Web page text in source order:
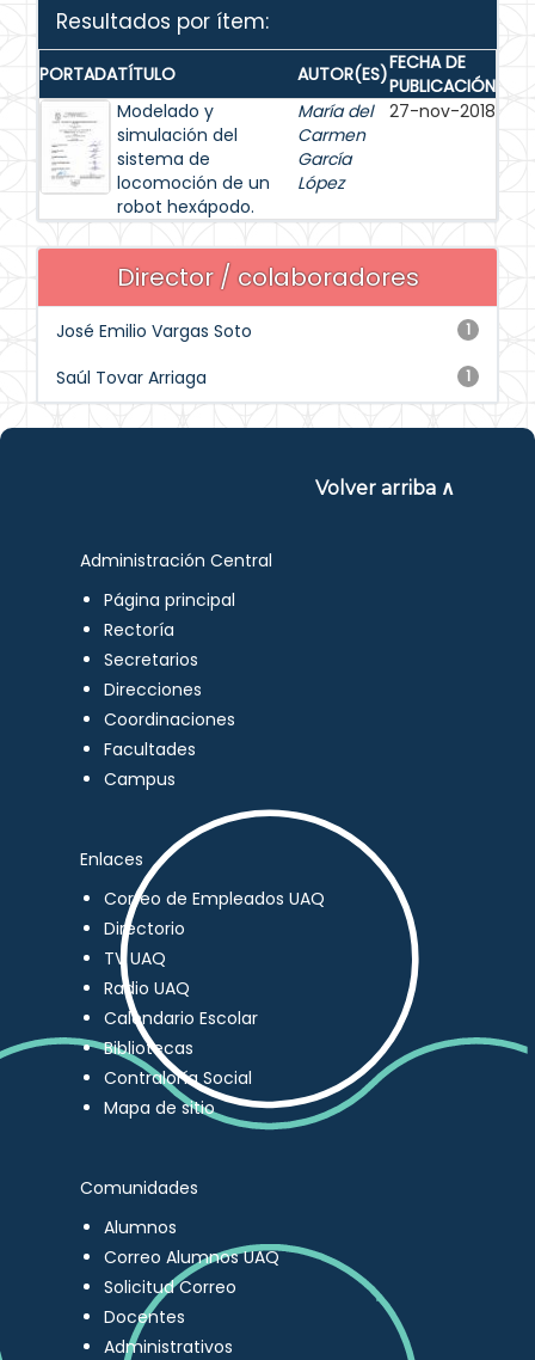
Resultados por ítem:
PORTADATÍTULO AUTOR(ES)FECHA DE
PUBLICACIÓN
Modelado y
simulación del
sistema de
locomoción de un
robot hexápodo.
María del
Carmen
García
López
27-nov-2018
Director / colaboradores
1
José Emilio Vargas Soto
1
Saúl Tovar Arriaga
Volver arriba ∧
Administración Central
Página principal
Rectoría
Secretarios
Direcciones
Coordinaciones
Facultades
Campus
Enlaces
Correo de Empleados UAQ
Directorio
TV UAQ
Radio UAQ
Calendario Escolar
Bibliotecas
Contraloría Social
Mapa de sitio
Comunidades
Alumnos
Correo Alumnos UAQ
Solicitud Correo
Docentes
Administrativos